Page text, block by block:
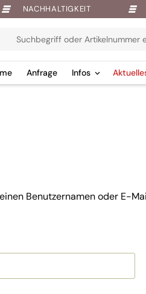
NACHHALTIGKEIT
Anfrage Infos
Benutzernamen oder E-